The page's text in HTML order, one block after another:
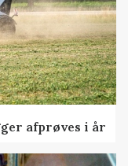
afprøves i år